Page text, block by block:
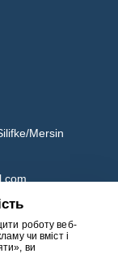
Mersin
роботу веб-
чи вміст і
ви